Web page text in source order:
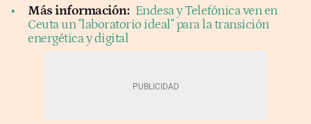
Más información: Endesa y Telefónica ven en
Ceuta un "laboratorio ideal" para la transición
energética y digital